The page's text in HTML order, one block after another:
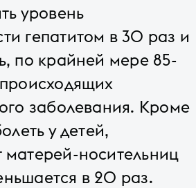
уровень
гепатитом в 30 раз и
по крайней мере 85-
заболевания. Кроме
у детей,
носительниц
в 20 раз.